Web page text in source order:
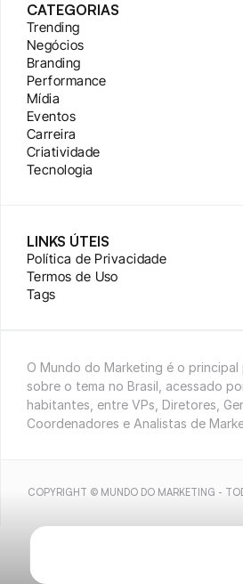
CATEGORIAS
Trending
Negócios
Branding
Performance
Mídia
Eventos
Carreira
Criatividade
Tecnologia
LINKS ÚTEIS
Política de Privacidade
Termos de Uso
Tags
O Mundo do Marketing é o
sobre o tema no Brasil, acessado
habitantes, entre VPs, Diretores,
Coordenadores e Analistas de
COPYRIGHT © MUNDO DO MARKETING -